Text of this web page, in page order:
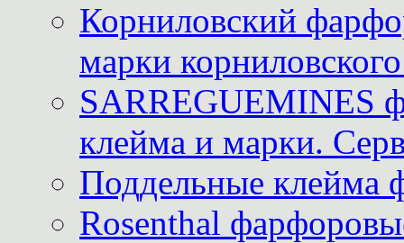
Корниловский
марки
SARREGUEMINES
клейма и марки.
Поддельные клейма
Rosenthal